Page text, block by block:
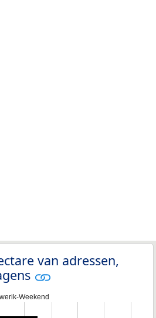
van adressen,
Weekend